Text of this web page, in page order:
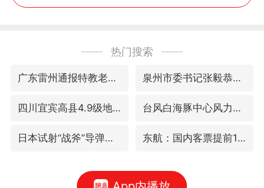
热门搜索
广东雷州通报特教老师招聘违规事件 泉州市委书记张毅恭被查
四川宜宾高县4.9级地震致1死 台风白海豚中心风力增强
日本试射“战斧”导弹，国防部回应 东航：国内客票提前14天免费退改